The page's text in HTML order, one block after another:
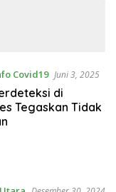
Covid19 Juni 3, 2025
di
Tegaskan Tidak